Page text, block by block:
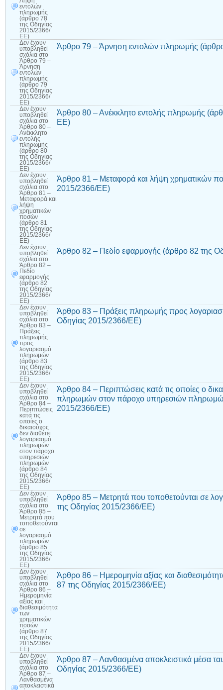
εντολών
πληρωμής
(άρθρο 78
της Οδηγίας
2015/2366/
ΕΕ)
Δεν έχουν
υποβληθεί
σχόλια στο
Άρθρο 79 –
Άρνηση
εντολών
πληρωμής
(άρθρο 79
της Οδηγίας
2015/2366/
ΕΕ)
Άρθρο 79 – Άρνηση εντολών πληρωμής
Δεν έχουν
υποβληθεί
σχόλια στο
Άρθρο 80 –
Ανέκκλητο
εντολής
πληρωμής
(άρθρο 80
της Οδηγίας
2015/2366/
ΕΕ)
Άρθρο 80 – Ανέκκλητο εντολής πληρωμής
ΕΕ)
Δεν έχουν
υποβληθεί
σχόλια στο
Άρθρο 81 –
Μεταφορά και
λήψη
χρηματικών
ποσών
(άρθρο 81
της Οδηγίας
2015/2366/
ΕΕ)
Άρθρο 81 – Μεταφορά και λήψη χρηματικών
2015/2366/ΕΕ)
Δεν έχουν
υποβληθεί
σχόλια στο
Άρθρο 82 –
Πεδίο
εφαρμογής
(άρθρο 82
της Οδηγίας
2015/2366/
ΕΕ)
Άρθρο 82 – Πεδίο εφαρμογής (άρθρο 82 της
Δεν έχουν
υποβληθεί
σχόλια στο
Άρθρο 83 –
Πράξεις
πληρωμής
προς
λογαριασμό
πληρωμών
(άρθρο 83
της Οδηγίας
2015/2366/
ΕΕ)
Άρθρο 83 – Πράξεις πληρωμής προς
Οδηγίας 2015/2366/ΕΕ)
Δεν έχουν
υποβληθεί
σχόλια στο
Άρθρο 84 –
Περιπτώσεις
κατά τις
οποίες ο
δικαιούχος
δεν διαθέτει
λογαριασμό
πληρωμών
στον πάροχο
υπηρεσιών
πληρωμών
(άρθρο 84
της Οδηγίας
2015/2366/
ΕΕ)
Άρθρο 84 – Περιπτώσεις κατά τις οποίες ο
πληρωμών στον πάροχο υπηρεσιών
2015/2366/ΕΕ)
Δεν έχουν
υποβληθεί
σχόλια στο
Άρθρο 85 –
Μετρητά που
τοποθετούνται
σε
λογαριασμό
πληρωμών
(άρθρο 85
της Οδηγίας
2015/2366/
ΕΕ)
Άρθρο 85 – Μετρητά που τοποθετούνται σε
της Οδηγίας 2015/2366/ΕΕ)
Δεν έχουν
υποβληθεί
σχόλια στο
Άρθρο 86 –
Ημερομηνία
αξίας και
διαθεσιμότητα
των
χρηματικών
ποσών
(άρθρο 87
της Οδηγίας
2015/2366/
ΕΕ)
Άρθρο 86 – Ημερομηνία αξίας και
87 της Οδηγίας 2015/2366/ΕΕ)
Δεν έχουν
υποβληθεί
σχόλια στο
Άρθρο 87 –
Λανθασμένα
αποκλειστικά
Άρθρο 87 – Λανθασμένα αποκλειστικά μέσα
Οδηγίας 2015/2366/ΕΕ)